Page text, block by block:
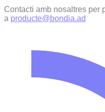
Contacti amb nosaltres per
a producte@bondia.ad